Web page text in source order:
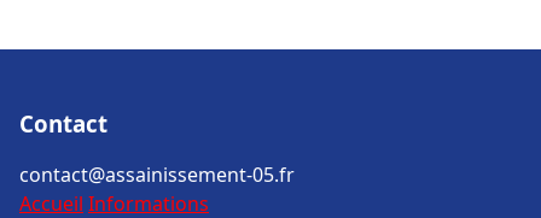
Contact
contact@assainissement-05.fr
Accueil Informations